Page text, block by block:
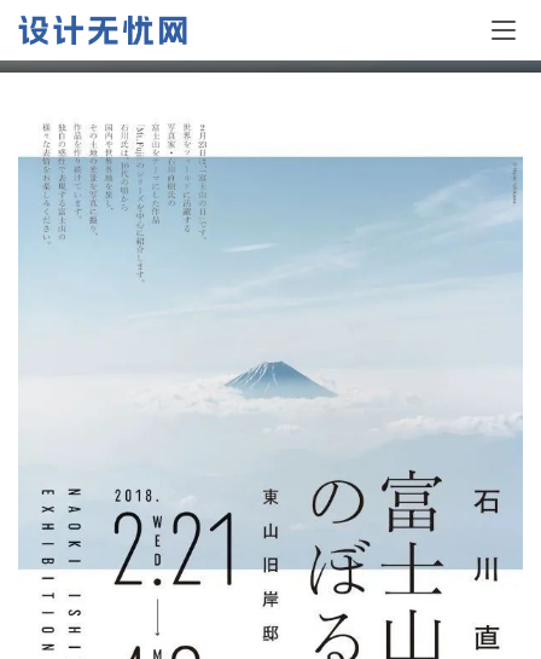
轻松优雅的日式海报设计作品